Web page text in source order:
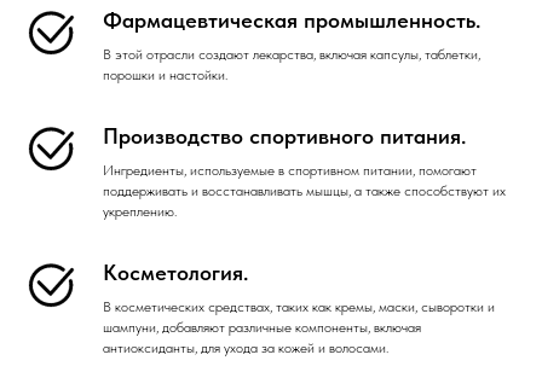
Фармацевтическая промышленность.
В этой отрасли создают лекарства, включая капсулы, таблетки,
порошки и настойки.
Производство спортивного питания.
Ингредиенты, используемые в спортивном питании, помогают
поддерживать и восстанавливать мышцы, а также способствуют их
укреплению.
Косметология.
В косметических средствах, таких как кремы, маски, сыворотки и
шампуни, добавляют различные компоненты, включая
антиоксиданты, для ухода за кожей и волосами.